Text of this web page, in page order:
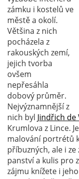
zámku i kostelů ve
městě a okolí.
Většina z nich
pocházela z
rakouských zemí,
jejich tvorba
ovšem
nepřesáhla
dobový průměr.
Nejvýznamnější z
nich byl Jindřich de
Krumlova z Lince.
malování portrétů
příbuzných, ale i
panství a kulis pro
zájmu knížete i